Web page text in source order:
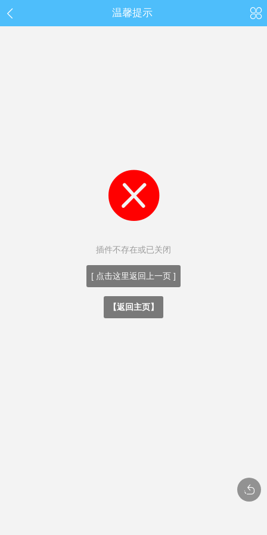
温馨提示
插件不存在或已关闭
[ 点击这里返回上一页 ]
【返回主页】
